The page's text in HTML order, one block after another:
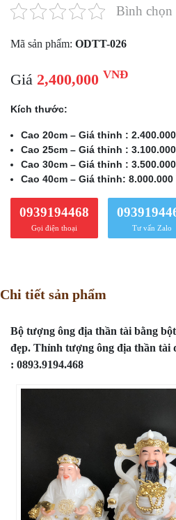
Bình chọn
Mã sản phẩm: ODTT-026
Giá 2,400,000 VNĐ
Kích thước:
Cao 20cm – Giá thỉnh :
Cao 25cm – Giá thỉnh :
Cao 30cm – Giá thỉnh :
Cao 40cm – Giá thỉnh: 8.000.000
0939194468
Gọi điện thoại Tư vấn Zalo
Chi tiết sản phẩm
Bộ tượng ông địa thần tài bằng
đẹp. Thỉnh tượng ông địa thần
: 0893.9194.468